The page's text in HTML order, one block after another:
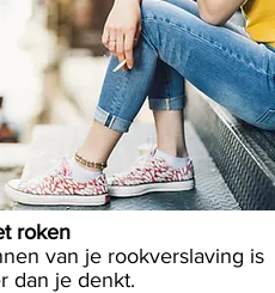
roken
van je rookverslaving is
dan je denkt.